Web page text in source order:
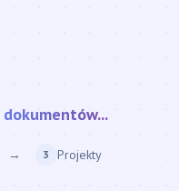
strony internetowej...
→ 3 Projekty